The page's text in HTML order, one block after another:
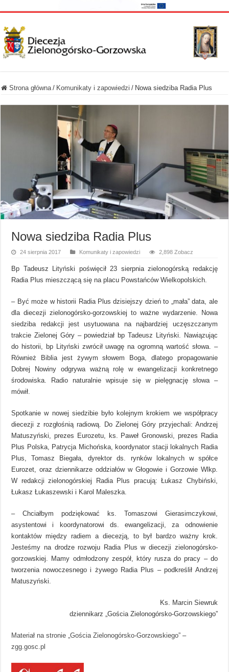
Strona główna / Komunikaty i zapowiedzi / Nowa siedziba Radia Plus
Nowa siedziba Radia Plus
24 sierpnia 2017 Komunikaty i zapowiedzi 2,898 Zobacz
Bp Tadeusz Lityński poświęcił 23 sierpnia zielonogórską redakcję
Radia Plus mieszczącą się na placu Powstańców Wielkopolskich.
– Być może w historii Radia Plus dzisiejszy dzień to „mała” data, ale
dla diecezji zielonogórsko-gorzowskiej to ważne wydarzenie. Nowa
siedziba redakcji jest usytuowana na najbardziej uczęszczanym
trakcie Zielonej Góry – powiedział bp Tadeusz Lityński. Nawiązując
do historii, bp Lityński zwrócił uwagę na ogromną wartość słowa. –
Również Biblia jest żywym słowem Boga, dlatego propagowanie
Dobrej Nowiny odgrywa ważną rolę w ewangelizacji konkretnego
środowiska. Radio naturalnie wpisuje się w pielęgnację słowa –
mówił.
Spotkanie w nowej siedzibie było kolejnym krokiem we współpracy
diecezji z rozgłośnią radiową. Do Zielonej Góry przyjechali: Andrzej
Matuszyński, prezes Eurozetu, ks. Paweł Gronowski, prezes Radia
Plus Polska, Patrycja Michońska, koordynator stacji lokalnych Radia
Plus, Tomasz Biegała, dyrektor ds. rynków lokalnych w spółce
Eurozet, oraz dziennikarze oddziałów w Głogowie i Gorzowie Wlkp.
W redakcji zielonogórskiej Radia Plus pracują: Łukasz Chybiński,
Łukasz Łukaszewski i Karol Maleszka.
– Chciałbym podziękować ks. Tomaszowi Gierasimczykowi,
asystentowi i koordynatorowi ds. ewangelizacji, za odnowienie
kontaktów między radiem a diecezją, to był bardzo ważny krok.
Jesteśmy na drodze rozwoju Radia Plus w diecezji zielonogórsko-
gorzowskiej. Mamy odmłodzony zespół, który rusza do pracy – do
tworzenia nowoczesnego i żywego Radia Plus – podkreślił Andrzej
Matuszyński.
Ks. Marcin Siewruk
dziennikarz „Gościa Zielonogórsko-Gorzowskiego”
Materiał na stronie „Gościa Zielonogórsko-Gorzowskiego” –
zgg.gosc.pl